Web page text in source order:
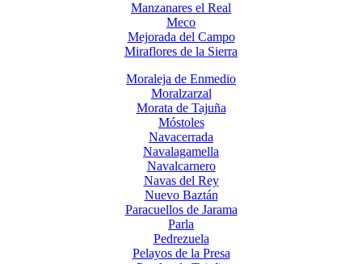
Manzanares el Real
Meco
Mejorada del Campo
Miraflores de la Sierra
Moraleja de Enmedio
Moralzarzal
Morata de Tajuña
Móstoles
Navacerrada
Navalagamella
Navalcarnero
Navas del Rey
Nuevo Baztán
Paracuellos de Jarama
Parla
Pedrezuela
Pelayos de la Presa